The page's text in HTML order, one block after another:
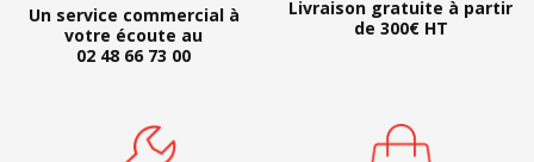
Un service commercial à
votre écoute au
02 48 66 73 00
Livraison gratuite à partir
de 300€ HT